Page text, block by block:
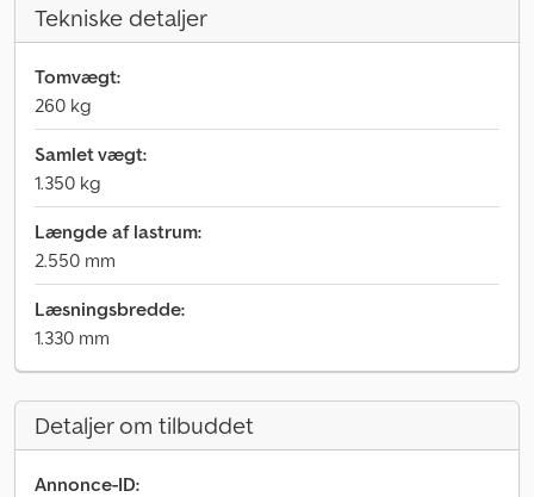
Tekniske detaljer
Tomvægt:
260 kg
Samlet vægt:
1.350 kg
Længde af lastrum:
2.550 mm
Læsningsbredde:
1.330 mm
Detaljer om tilbuddet
Annonce-ID: